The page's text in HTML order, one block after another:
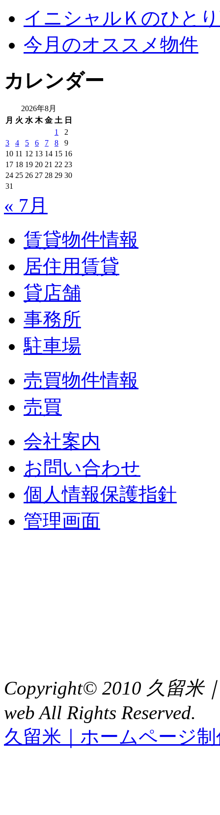
イニシャルＫのひと
今月のオススメ物件
カレンダー
2026年8月
月 火 水 木 金 土 日
1
2
3
4 5 6 7 8
9
10 11 12 13 14 15 16
17 18 19 20 21 22 23
24 25 26 27 28 29 30
31
« 7月
賃貸物件情報
居住用賃貸
貸店舗
事務所
駐車場
売買物件情報
売買
会社案内
お問い合わせ
個人情報保護指針
管理画面
Copyright© 2010 久留米
web All Rights Reserved.
久留米｜ホームページ